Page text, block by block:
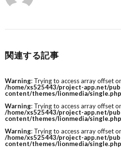
関連する記事
Warning: Trying to access array offset
/home/xs525443/project-app.net/
content/themes/lionmedia/single.php
Warning: Trying to access array offset
/home/xs525443/project-app.net/
content/themes/lionmedia/single.php
Warning: Trying to access array offset
/home/xs525443/project-app.net/
content/themes/lionmedia/single.php